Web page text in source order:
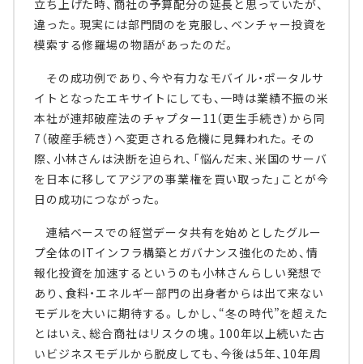
立ち上げた時、商社の予算配分の延長と思っていたが、
違った。現実には部門間のを克服し、ベンチャー投資を
模索する修羅場の物語があったのだ。
その成功例であり、今や有力なモバイル・ポータルサ
イトとなったエキサイトにしても、一時は業績不振の米
本社が連邦破産法のチャプター11（更生手続き）から同
7（破産手続き）へ変更される危機に見舞われた。その
際、小林さんは決断を迫られ、「悩んだ末、米国のサーバ
を日本に移してアジアの事業権を買い取った」ことが今
日の成功につながった。
連結ベースでの経営データ共有を始めとしたグルー
プ全体のITインフラ構築とガバナンス強化のため、情
報化投資を加速するというのも小林さんらしい発想で
あり、食料・エネルギー部門の出身者からは出て来ない
モデルを大いに期待する。しかし、“冬の時代”を超えた
とはいえ、総合商社はリスクの塊。100年以上続いた古
いビジネスモデルから脱皮しても、今後は5年、10年周